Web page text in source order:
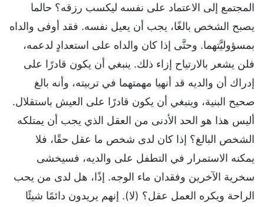
المجتمع إلى الاعتماد على نفسه ليكسب رزقه؟ حالما
يصبح الشخص بالغًا، يجب أن يعيل نفسه. فقد أوفى والداه
بمسؤوليَّتهما. وحتَّى إذا كان والداه على استعدادٍ لدعمه،
فلن يشعر بالارتياح إزاء ذلك. ينبغي أن يكون قادرًا على
إدراك أن والديه قد أنهيا مهمتهما في تربيته، وأنه بالغ
صحيح البنية، وينبغي أن يكون قادرًا على العيش باستقلال.
أليس هذا هو الحد الأدنى من العقل الذي يجب أن يمتلكه
الشخص البالغ؟ إذا كان لدى شخص ما عقل حقًا، فلا
يمكنه الاستمرار في التطفل على والديه، فسيخشى
سخرية الآخرين وفقدان ماء الوجه. إذًا، هل لدى من يحب
الراحة ويكره العمل عقل؟ (لا). إنهم يريدون دائمًا شيئًا